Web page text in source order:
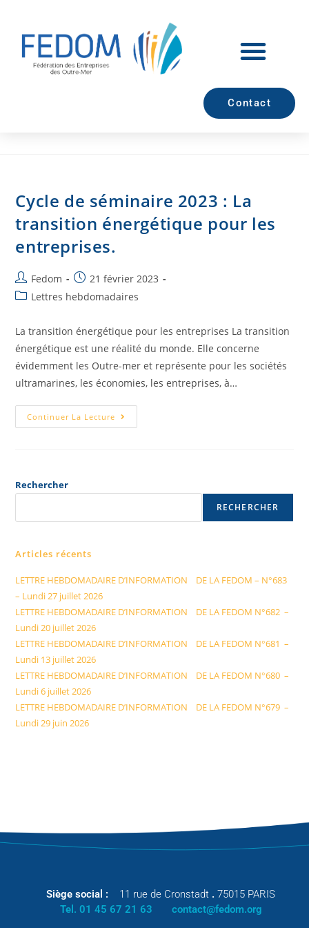
Contact
Cycle de séminaire 2023 : La
transition énergétique pour les
entreprises.
Fedom
21 février 2023
Lettres hebdomadaires
La transition énergétique pour les entreprises La transition
énergétique est une réalité du monde. Elle concerne
évidemment les Outre-mer et représente pour les sociétés
ultramarines, les économies, les entreprises, à…
Continuer La Lecture
Rechercher
RECHERCHER
Articles récents
LETTRE HEBDOMADAIRE D’INFORMATION DE LA FEDOM – N°683
– Lundi 27 juillet 2026
LETTRE HEBDOMADAIRE D’INFORMATION DE LA FEDOM N°682 –
Lundi 20 juillet 2026
LETTRE HEBDOMADAIRE D’INFORMATION DE LA FEDOM N°681 –
Lundi 13 juillet 2026
LETTRE HEBDOMADAIRE D’INFORMATION DE LA FEDOM N°680 –
Lundi 6 juillet 2026
LETTRE HEBDOMADAIRE D’INFORMATION DE LA FEDOM N°679 –
Lundi 29 juin 2026
Siège social : 11 rue de Cronstadt . 75015 PARIS
Tel. 01 45 67 21 63 contact@fedom.org